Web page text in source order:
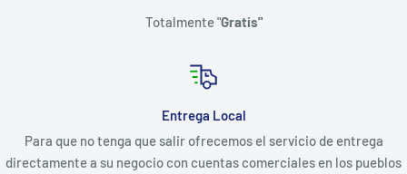
Totalmente "Gratis"
Entrega Local
Para que no tenga que salir ofrecemos el servicio de entrega
directamente a su negocio con cuentas comerciales en los pueblos